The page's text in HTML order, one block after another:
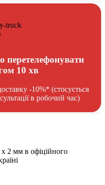
перетелефонувати
10 хв
-10%* (стосується
в робочий час)
2 мм в офіційного